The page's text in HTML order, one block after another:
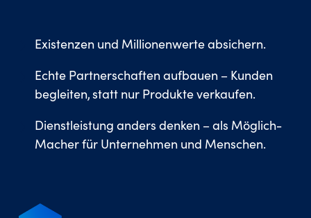
Existenzen und Millionenwerte absichern.
Echte Partnerschaften aufbauen – Kunden
begleiten, statt nur Produkte verkaufen.
Dienstleistung anders denken – als Möglich-
Macher für Unternehmen und Menschen.